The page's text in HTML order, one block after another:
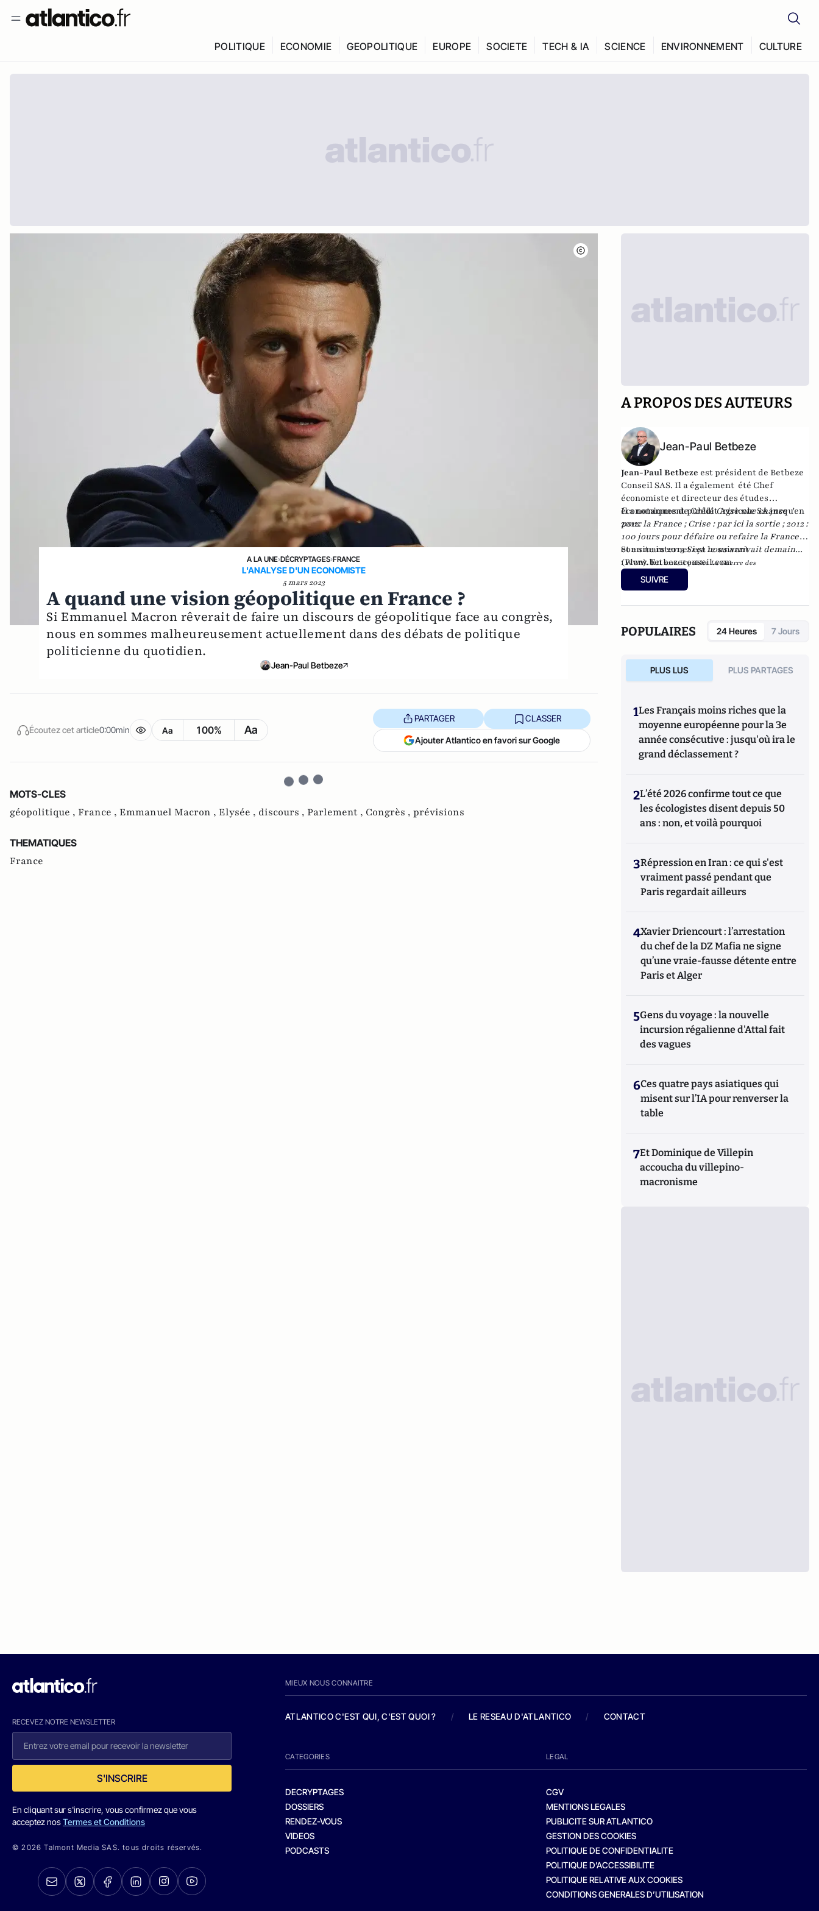
POLITIQUE ECONOMIE GEOPOLITIQUE EUROPE SOCIETE TECH & IA SCIENCE ENVIRONNEMENT CULTURE
A LA UNE›DÉCRYPTAGES›FRANCE
L'ANALYSE D'UN ECONOMISTE
5 mars 2023
A quand une vision géopolitique en France ?
Si Emmanuel Macron rêverait de faire un discours de géopolitique face au congrès,
nous en sommes malheureusement actuellement dans des débats de politique
politicienne du quotidien.
Jean-Paul Betbeze
Écoutez cet article0:00min Aa 100% Aa
PARTAGER CLASSER
Ajouter Atlantico en favori sur Google
MOTS-CLES
géopolitique , France , Emmanuel Macron , Elysée , discours , Parlement , Congrès , prévisions
THEMATIQUES
France
A PROPOS DES AUTEURS
Jean-Paul Betbeze
Jean-Paul Betbeze est président de Betbeze
Conseil SAS. Il a également été Chef
économiste et directeur des études
économiques de Crédit Agricole SA jusqu'en
2012.
Il a notamment publiéCrise une chance
pour la France ;Crise : par ici la sortie ;2012 :
100 jours pour défaire ou refaire la France,
et en mars 2013Si ça nous arrivait demain...
(Plon). En2016, il publieLa Guerre des
Mondialisations
France, ce malade imaginaire" chez le même
Son site internet est le suivant
:www.betbezeconseil.com
SUIVRE
POPULAIRES 24 Heures 7 Jours
PLUS LUS PLUS PARTAGES
1Les Français moins riches que la
moyenne européenne pour la 3e
année consécutive : jusqu'où ira le
grand déclassement ?
2L’été 2026 confirme tout ce que
les écologistes disent depuis 50
ans : non, et voilà pourquoi
3Répression en Iran : ce qui s'est
vraiment passé pendant que
Paris regardait ailleurs
4Xavier Driencourt : l’arrestation
du chef de la DZ Mafia ne signe
qu’une vraie-fausse détente entre
Paris et Alger
5Gens du voyage : la nouvelle
incursion régalienne d'Attal fait
des vagues
6Ces quatre pays asiatiques qui
misent sur l’IA pour renverser la
table
7Et Dominique de Villepin
accoucha du villepino-
macronisme
RECEVEZ NOTRE NEWSLETTER
S'INSCRIRE
En cliquant sur s'inscrire, vous confirmez que vous
acceptez nosTermes et Conditions
© 2026 Talmont Media SAS. tous droits réservés.
MIEUX NOUS CONNAITRE
ATLANTICO C'EST QUI, C'EST QUOI ? / LE RESEAU D'ATLANTICO / CONTACT
CATEGORIES
DECRYPTAGES
DOSSIERS
RENDEZ-VOUS
VIDEOS
PODCASTS
LEGAL
CGV
MENTIONS LEGALES
PUBLICITE SUR ATLANTICO
GESTION DES COOKIES
POLITIQUE DE CONFIDENTIALITE
POLITIQUE D’ACCESSIBILITE
POLITIQUE RELATIVE AUX COOKIES
CONDITIONS GENERALES D’UTILISATION